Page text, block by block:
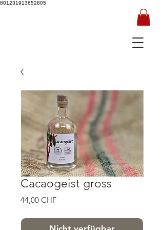
801231913652805
Cacaogeist gross
44,00 CHFPreis